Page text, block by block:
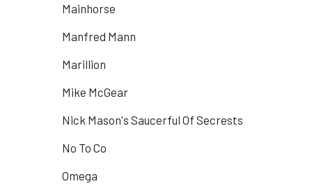
Mainhorse
Manfred Mann
Marillion
Mike McGear
Nick Mason's Saucerful Of Secrests
No To Co
Omega